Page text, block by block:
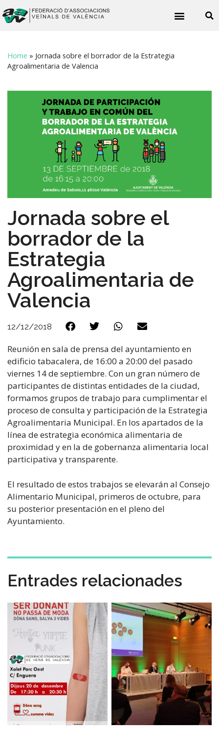
Home » Jornada sobre el borrador de la Estrategia
Agroalimentaria de Valencia
Jornada sobre el
borrador de la
Estrategia
Agroalimentaria de
Valencia
12/12/2018
Reunión en sala de prensa del ayuntamiento en
edificio tabacalera, de 16:00 a 20:00 del pasado
viernes 14 de septiembre. Con un gran número de
participantes de distintas entidades de la ciudad,
formamos grupos de trabajo para cumplimentar el
proceso de consulta y participación de la Estrategia
Agroalimentaria Municipal. En los apartados de la
línea de estrategia económica alimentaria de
proximidad y en la de gobernanza alimentaria local
participativa y transparente.
El resultado de estos trabajos se elevarán al Consejo
Alimentario Municipal, primeros de octubre, para
su posterior presentación en el pleno del
Ayuntamiento.
Entrades relacionades